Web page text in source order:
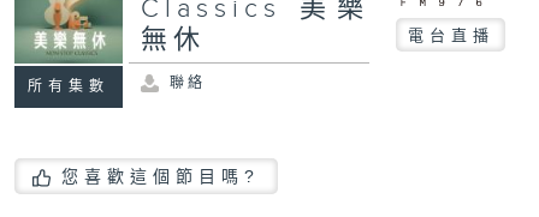
所有集數
Classics 美樂
無休
電台直播
聯絡
您喜歡這個節目嗎?